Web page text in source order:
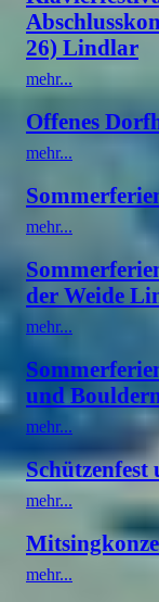
26) Lindlar
mehr...
Offenes
mehr...
mehr...
der Weide
mehr...
und
mehr...
mehr...
mehr...